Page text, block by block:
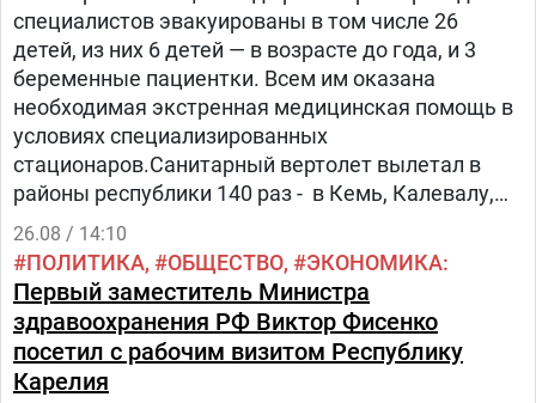
специалистов эвакуированы в том числе 26
детей, из них 6 детей — в возрасте до года, и 3
беременные пациентки. Всем им оказана
необходимая экстренная медицинская помощь в
условиях специализированных
стационаров.Санитарный вертолет вылетал в
районы республики 140 раз - в Кемь, Калевалу,
Беломорск, Костомукшу, Сегежу, Пудож,
Питкяранту, Сортавалу и Суоярви.
26.08 / 14:10
ПОЛИТИКА ОБЩЕСТВО ЭКОНОМИКА
Первый заместитель Министра
здравоохранения РФ Виктор Фисенко
посетил с рабочим визитом Республику
Карелия